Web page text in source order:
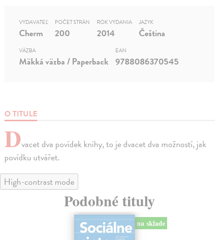
O TITULE
Dvacet dva povídek knihy, to je dvacet dva možností, jak
povídku utvářet.
VYDAVATEĽ
Cherm
POČET STRÁN
200
ROK VYDANIA
2014
JAZYK
Čeština
VÄZBA
Mäkká väzba / Paperback
EAN
9788086370545
High-contrast mode
Podobné tituly
na sklade